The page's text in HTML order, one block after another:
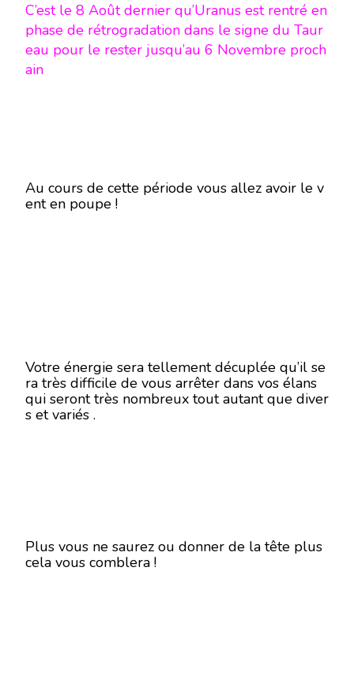
C’est le 8 Août dernier qu’Uranus est rentré en
phase de rétrogradation dans le signe du Taur
eau pour le rester jusqu’au 6 Novembre proch
ain
Au cours de cette période vous allez avoir le v
ent en poupe !
Votre énergie sera tellement décuplée qu’il se
ra très difficile de vous arrêter dans vos élans
qui seront très nombreux tout autant que diver
s et variés .
Plus vous ne saurez ou donner de la tête plus
cela vous comblera !